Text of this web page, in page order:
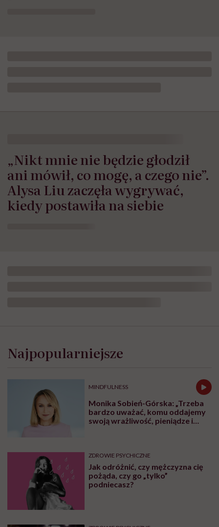
„Nikt mnie nie będzie głodził
ani mówił, co mogę, a czego nie”.
Alysa Liu zaczęła wygrywać,
kiedy postawiła na siebie
Najpopularniejsze
MINDFULNESS
Monika Sobień-Górska: „Trzeba
bardzo uważać, komu oddajemy
swoją wrażliwość, pieniądze i
ZDROWIE PSYCHICZNE
Jak odróżnić, czy mężczyzna cię
pożąda, czy go „tylko”
podniecasz?